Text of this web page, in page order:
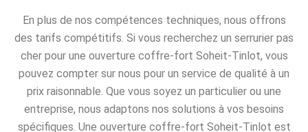
En plus de nos compétences techniques, nous offrons
des tarifs compétitifs. Si vous recherchez un serrurier pas
cher pour une ouverture coffre-fort Soheit-Tinlot, vous
pouvez compter sur nous pour un service de qualité à un
prix raisonnable. Que vous soyez un particulier ou une
entreprise, nous adaptons nos solutions à vos besoins
spécifiques. Une ouverture coffre-fort Soheit-Tinlot est